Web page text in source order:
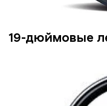
19-дюймовые